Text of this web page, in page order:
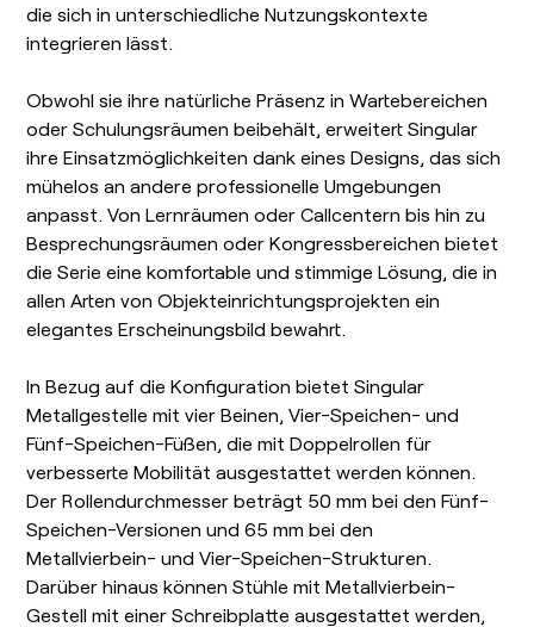
die sich in unterschiedliche Nutzungskontexte
integrieren lässt.
Obwohl sie ihre natürliche Präsenz in Wartebereichen
oder Schulungsräumen beibehält, erweitert Singular
ihre Einsatzmöglichkeiten dank eines Designs, das sich
mühelos an andere professionelle Umgebungen
anpasst. Von Lernräumen oder Callcentern bis hin zu
Besprechungsräumen oder Kongressbereichen bietet
die Serie eine komfortable und stimmige Lösung, die in
allen Arten von Objekteinrichtungsprojekten ein
elegantes Erscheinungsbild bewahrt.
In Bezug auf die Konfiguration bietet Singular
Metallgestelle mit vier Beinen, Vier-Speichen- und
Fünf-Speichen-Füßen, die mit Doppelrollen für
verbesserte Mobilität ausgestattet werden können.
Der Rollendurchmesser beträgt 50 mm bei den Fünf-
Speichen-Versionen und 65 mm bei den
Metallvierbein- und Vier-Speichen-Strukturen.
Darüber hinaus können Stühle mit Metallvierbein-
Gestell mit einer Schreibplatte ausgestattet werden,